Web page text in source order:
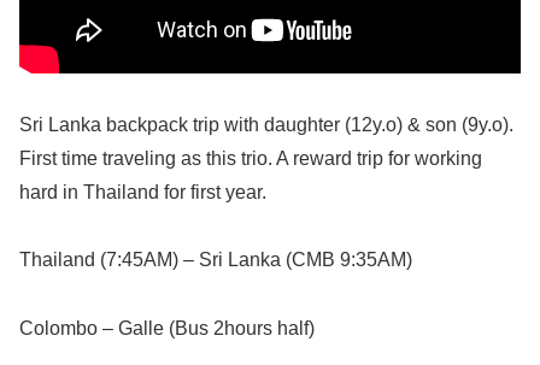
Sri Lanka backpack trip with daughter (12y.o) & son (9y.o).
First time traveling as this trio. A reward trip for working
hard in Thailand for first year.
Thailand (7:45AM) – Sri Lanka (CMB 9:35AM)
Colombo – Galle (Bus 2hours half)